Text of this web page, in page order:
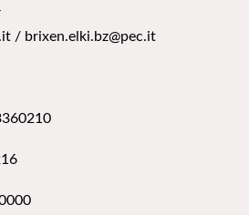
/ brixen.elki.bz@pec.it